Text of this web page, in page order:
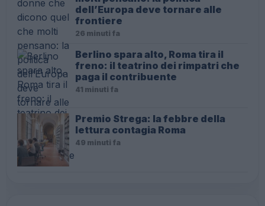
dell’Europa deve tornare alle
frontiere
26 minuti fa
Berlino spara alto, Roma tira il
freno: il teatrino dei rimpatri che
paga il contribuente
41 minuti fa
Premio Strega: la febbre della
lettura contagia Roma
49 minuti fa